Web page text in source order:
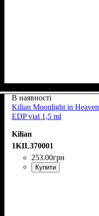
В наявності
Kilian Moonlight in Heaven
EDP vial 1,5 ml
Kilian
1KIL370001
253.00грн
Купити